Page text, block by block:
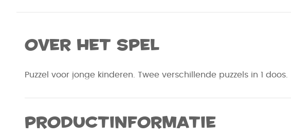
Over het spel
Puzzel voor jonge kinderen. Twee verschillende puzzels in 1 doos.
Productinformatie